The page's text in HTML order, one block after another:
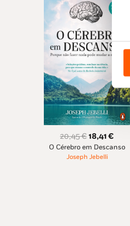
20,45€ O
preço
original
18,41 €
preço
O Cérebro em Descanso
Joseph Jebelli